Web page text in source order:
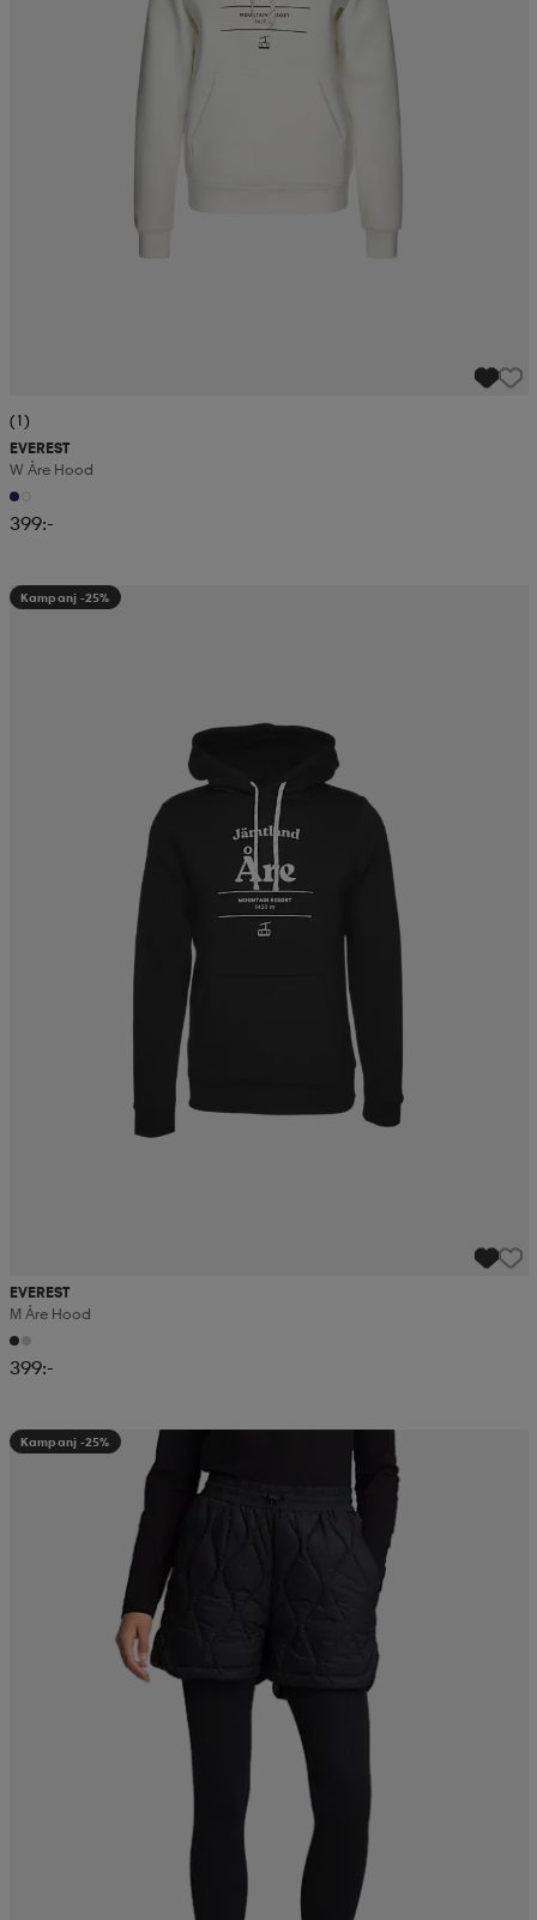
(1)
EVEREST
W Åre Hood
399:-
Kampanj -25%
EVEREST
M Åre Hood
399:-
Kampanj -25%